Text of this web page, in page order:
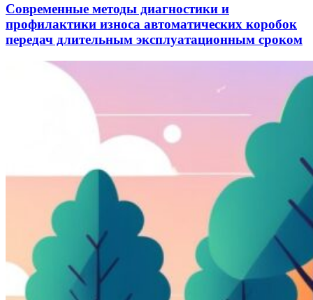
Современные методы диагностики и
профилактики износа автоматических коробок
передач длительным эксплуатационным сроком